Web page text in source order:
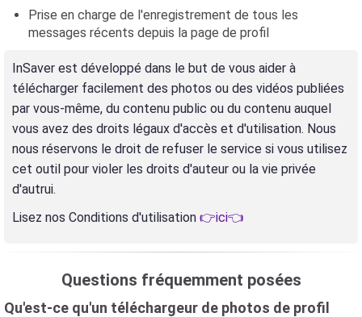
Prise en charge de l'enregistrement de tous les
messages récents depuis la page de profil
InSaver est développé dans le but de vous aider à
télécharger facilement des photos ou des vidéos publiées
par vous-même, du contenu public ou du contenu auquel
vous avez des droits légaux d'accès et d'utilisation. Nous
nous réservons le droit de refuser le service si vous utilisez
cet outil pour violer les droits d'auteur ou la vie privée
d'autrui.
Lisez nos Conditions d'utilisation 👉ici👈
Questions fréquemment posées
Qu'est-ce qu'un téléchargeur de photos de profil